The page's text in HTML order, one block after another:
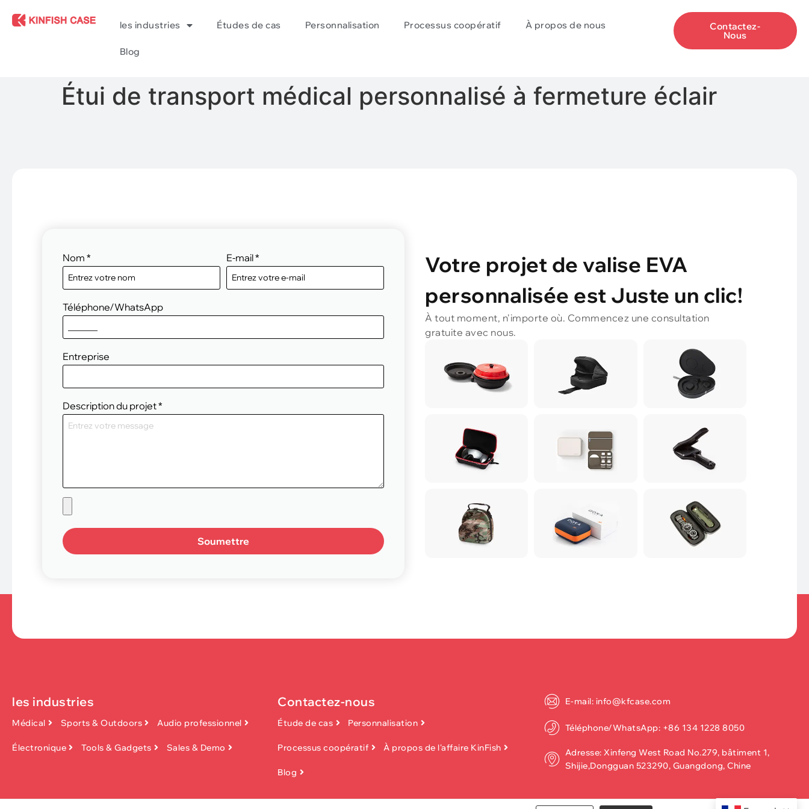
les industries Études de cas Personnalisation Processus coopératif À propos de nous
Blog
Contactez-
Nous
Étui de transport médical personnalisé à fermeture éclair
Nom * E-mail*
Téléphone/WhatsApp
Entreprise
Description du projet*
Soumettre
Votre projet de valise EVA
personnalisée est Juste un clic!
À tout moment, n'importe où. Commencez une consultation
gratuite avec nous.
les industries
Médical Sports & Outdoors Audio professionnel
Électronique Tools & Gadgets Sales & Demo
Contactez-nous
Étude de cas Personnalisation
Processus coopératif À propos de l'affaire KinFish
Blog
E-mail: info@kfcase.com
Téléphone/WhatsApp: +86 134 1228 8050
Adresse: Xinfeng West Road No.279, bâtiment 1,
Shijie,Dongguan 523290, Guangdong, Chine